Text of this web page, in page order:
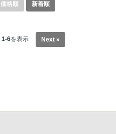
価格順 新着順
1-6を表示 Next »